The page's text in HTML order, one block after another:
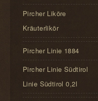
Pircher Liköre
Kräuterlikör
Pircher Linie 1884
Pircher Linie Südtirol
Linie Südtirol 0,2l